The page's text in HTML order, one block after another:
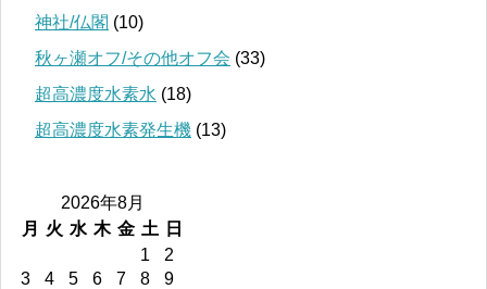
神社/仏閣 (10)
秋ヶ瀬オフ/その他オフ会 (33)
超高濃度水素水 (18)
超高濃度水素発生機 (13)
2026年8月
月
火 水 木 金 土
日
1
2
3
4 5 6 7 8
9